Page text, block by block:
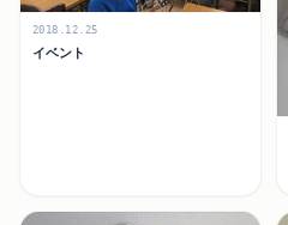
2018.12.25
イベント